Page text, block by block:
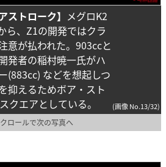
ストローク】 メグロK2
ら、Z1の開発ではクラ
意が払われた。903ccと
発者の稲村暁一氏がハ
(883cc) などを想起しつ
抑えるためボア・スト
エアとしている。
(画像 No.13/32)
ロールで次の写真へ